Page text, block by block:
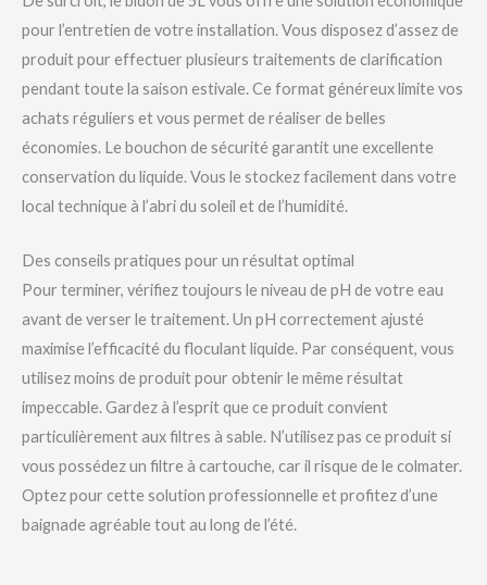
pour l’entretien de votre installation. Vous disposez d’assez de
produit pour effectuer plusieurs traitements de clarification
pendant toute la saison estivale. Ce format généreux limite vos
achats réguliers et vous permet de réaliser de belles
économies. Le bouchon de sécurité garantit une excellente
conservation du liquide. Vous le stockez facilement dans votre
local technique à l’abri du soleil et de l’humidité.
Des conseils pratiques pour un résultat optimal
Pour terminer, vérifiez toujours le niveau de pH de votre eau
avant de verser le traitement. Un pH correctement ajusté
maximise l’efficacité du floculant liquide. Par conséquent, vous
utilisez moins de produit pour obtenir le même résultat
impeccable. Gardez à l’esprit que ce produit convient
particulièrement aux filtres à sable. N’utilisez pas ce produit si
vous possédez un filtre à cartouche, car il risque de le colmater.
Optez pour cette solution professionnelle et profitez d’une
baignade agréable tout au long de l’été.